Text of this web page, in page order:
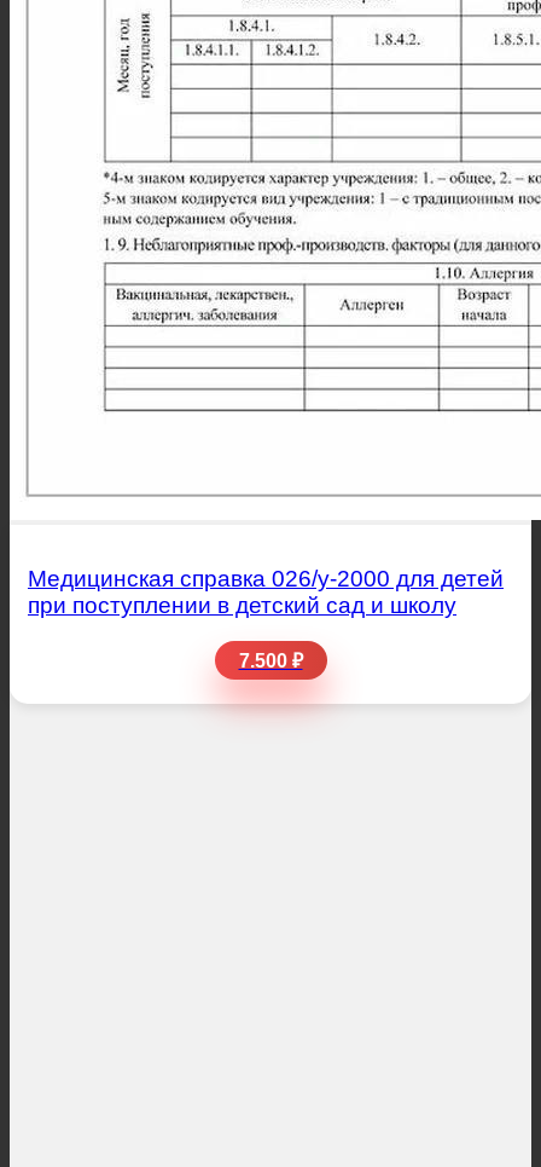
Медицинская справка 026/у-2000 для детей
при поступлении в детский сад и школу
7.500 ₽